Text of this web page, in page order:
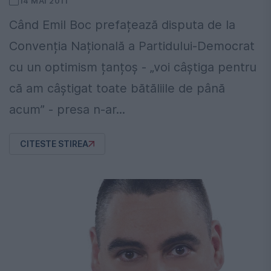
Când Emil Boc prefațează disputa de la
Convenția Națională a Partidului-Democrat
cu un optimism țanțoș - „voi câștiga pentru
că am câștigat toate bătăliile de până
acum” - presa n-ar...
CITESTE STIREA